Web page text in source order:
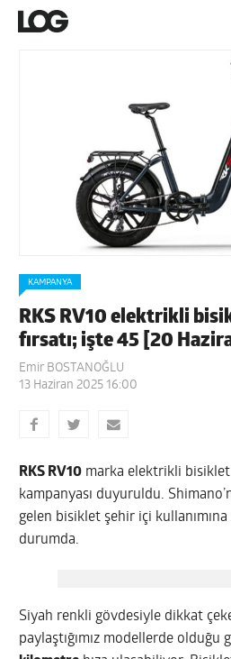
KAMPANYA
RKS RV10 elektrikli
fırsatı; işte 45 [20
Emir BOSTANOĞLU
13 Haziran 2025 16:00
RKS RV10 marka elektrikli
kampanyası duyuruldu.
gelen bisiklet şehir içi
durumda.
Siyah renkli gövdesiyle dikkat
paylaştığımız modellerde olduğu